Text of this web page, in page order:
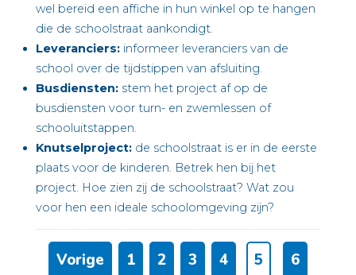
wel bereid een affiche in hun winkel op te hangen
die de schoolstraat aankondigt.
Leveranciers:informeer leveranciers van de
school over de tijdstippen van afsluiting.
Busdiensten:stem het project af op de
busdiensten voor turn- en zwemlessen of
schooluitstappen.
Knutselproject:de schoolstraat is er in de eerste
plaats voor de kinderen. Betrek hen bij het
project. Hoe zien zij de schoolstraat? Wat zou
voor hen een ideale schoolomgeving zijn?
Vorige 1 2 3 4 5 6